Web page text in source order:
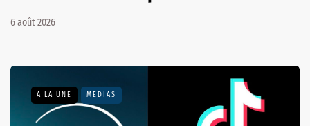
6 août 2026
A LA UNE MÉDIAS